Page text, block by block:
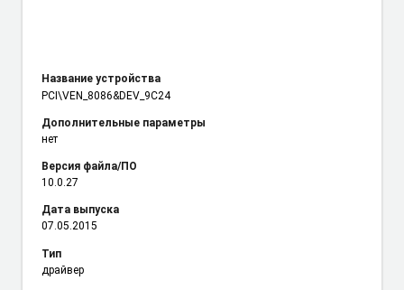
Название устройства
PCI\VEN_8086&DEV_9C24
Дополнительные параметры
нет
Версия файла/ПО
10.0.27
Дата выпуска
07.05.2015
Тип
драйвер